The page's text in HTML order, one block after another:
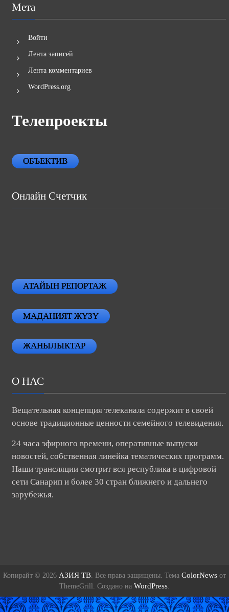
Мета
Войти
Лента записей
Лента комментариев
WordPress.org
Телепроекты
ОБЪЕКТИВ
Онлайн Счетчик
АТАЙЫН РЕПОРТАЖ
МАДАНИЯТ ЖҮЗҮ
ЖАНЫЛЫКТАР
О НАС
Вещательная концепция телеканала содержит в своей
основе традиционные ценности семейного телевидения.
24 часа эфирного времени, оперативные выпуски
новостей, собственная линейка тематических программ.
Наши трансляции смотрит вся республика в цифровой
сети Санарип и более 30 стран ближнего и дальнего
зарубежья.
Копирайт © 2026 АЗИЯ ТВ . Все права защищены. Тема ColorNews от
ThemeGrill. Создано на WordPress